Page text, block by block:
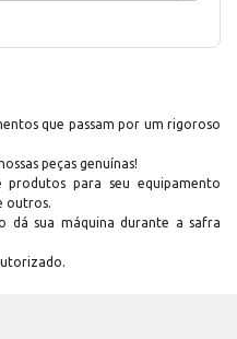
que passam por um rigoroso
peças genuínas!
produtos para seu equipamento
outros.
dá sua máquina durante a safra